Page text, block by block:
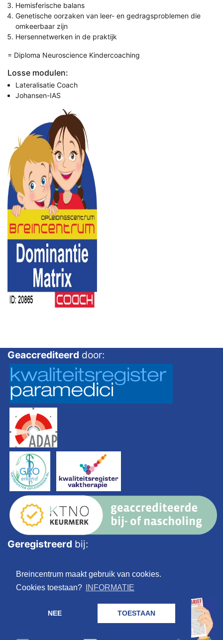
Breincentrum maakt gebruik van cookies.
Cookies toestaan?
INFORMATIE
NEE TOESTAAN
Hemisferische balans
Genetische oorzaken van leer- en gedragsproblemen die
omkeerbaar zijn
Hersennetwerken in de praktijk
= Diploma Neuroscience Kindercoaching
Losse modulen:
Lateralisatie Coach
Johansen-IAS
Geaccrediteerd door:
Geregistreerd bij: